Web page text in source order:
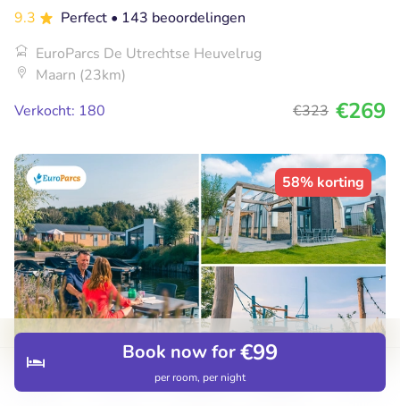
Restaurants
Book now for€99
per room, per night
9.3 Perfect • 143 beoordelingen
EuroParcs De Utrechtse Heuvelrug
Maarn (23km)
Verkocht: 180
€323 €269
58% korting